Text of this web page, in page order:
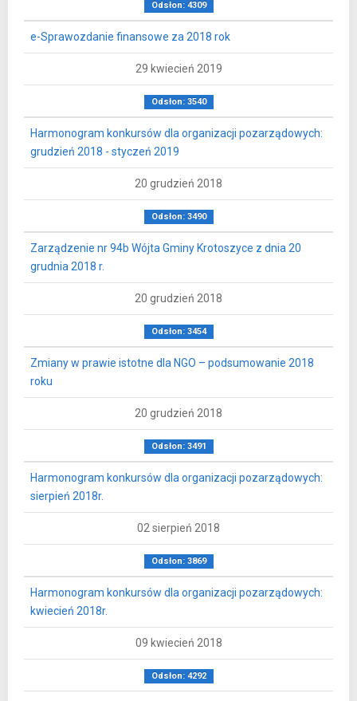
Odsłon: 4309
e-Sprawozdanie finansowe za 2018 rok
29 kwiecień 2019
Odsłon: 3540
Harmonogram konkursów dla organizacji pozarządowych:
grudzień 2018 - styczeń 2019
20 grudzień 2018
Odsłon: 3490
Zarządzenie nr 94b Wójta Gminy Krotoszyce z dnia 20
grudnia 2018 r.
20 grudzień 2018
Odsłon: 3454
Zmiany w prawie istotne dla NGO – podsumowanie 2018
roku
20 grudzień 2018
Odsłon: 3491
Harmonogram konkursów dla organizacji pozarządowych:
sierpień 2018r.
02 sierpień 2018
Odsłon: 3869
Harmonogram konkursów dla organizacji pozarządowych:
kwiecień 2018r.
09 kwiecień 2018
Odsłon: 4292